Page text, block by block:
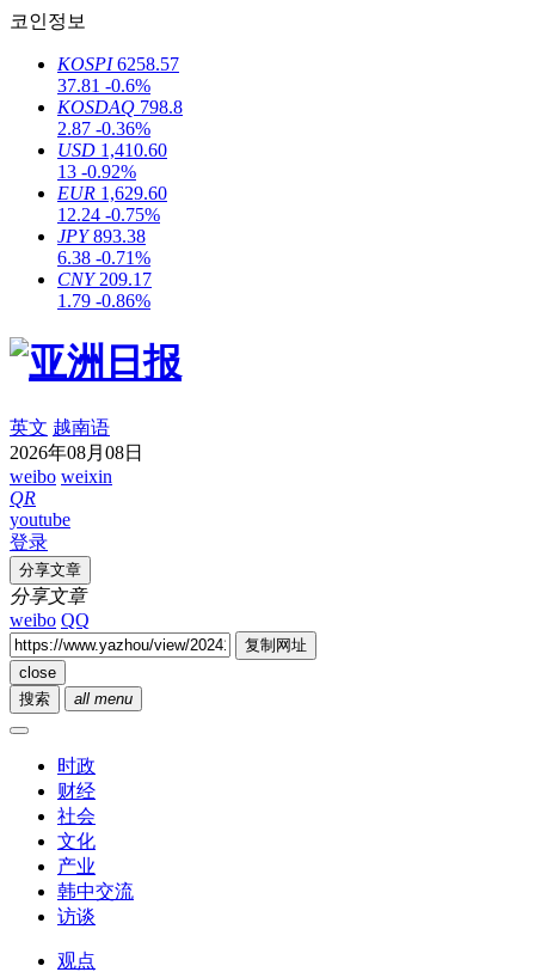
코인정보
KOSPI 6258.57
37.81 -0.6%
KOSDAQ 798.8
2.87 -0.36%
USD 1,410.60
13 -0.92%
EUR 1,629.60
12.24 -0.75%
JPY 893.38
6.38 -0.71%
CNY 209.17
1.79 -0.86%
英文 越南语
2026年08月08日
weibo weixin
QR
youtube
登录
分享文章
分享文章
weibo QQ
复制网址
close
搜索
all menu
时政
财经
社会
文化
产业
韩中交流
访谈
观点